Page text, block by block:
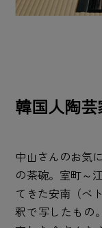
韓国人陶
中山さんのお気
の茶碗。室町～
てきた安南（ベ
釈で写したもの